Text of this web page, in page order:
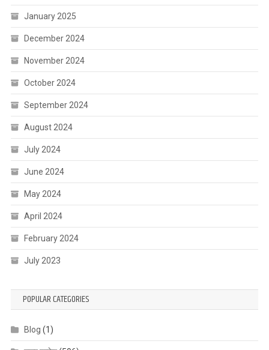
January 2025
December 2024
November 2024
October 2024
September 2024
August 2024
July 2024
June 2024
May 2024
April 2024
February 2024
July 2023
POPULAR CATEGORIES
Blog (1)